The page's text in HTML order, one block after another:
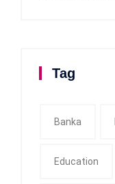
Tag
Banka
Education